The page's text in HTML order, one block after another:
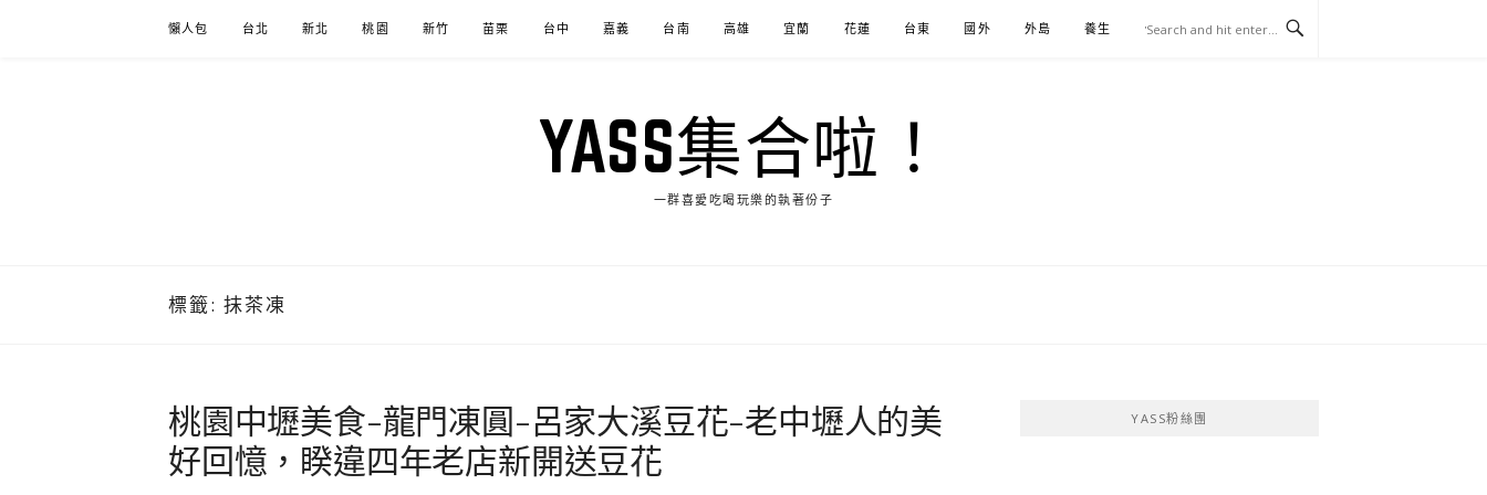
懶人包 台北 新北 桃園 新竹 苗栗 台中 嘉義 台南 高雄 宜蘭 花蓮 台東 國外 外島 養生 伴手禮
YASS集合啦！
一群喜愛吃喝玩樂的執著份子
標籤: 抹茶凍
桃園中壢美食-龍門凍圓-呂家大溪豆花-老中壢人的美
好回憶，睽違四年老店新開送豆花
YASS粉絲團